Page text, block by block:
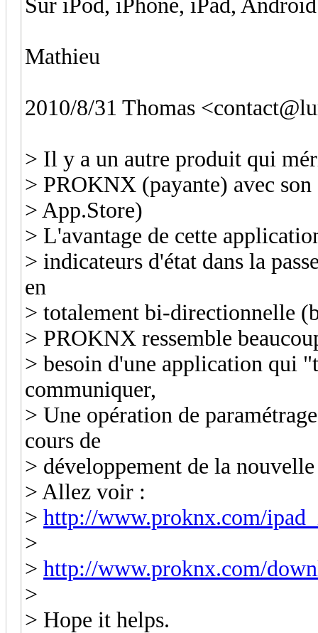
Sur iPod, iPhone, iPad,
Mathieu
2010/8/31 Thomas
> Il y a un autre produit qui
> PROKNX (payante) avec
> App.Store)
> L'avantage de cette
> indicateurs d'état dans la
en
> totalement bi-directionnelle
> PROKNX ressemble
> besoin d'une application qui
communiquer,
> Une opération de
cours de
> développement de la
> Allez voir :
> http://www.proknx.com/
>
> http://www.proknx.com/
>
> Hope it helps.